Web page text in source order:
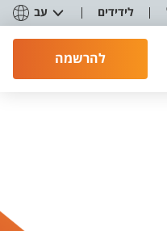
לידידים עב
להרשמה